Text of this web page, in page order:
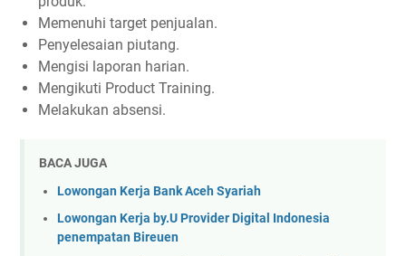
Memenuhi target penjualan.
Penyelesaian piutang.
Mengisi laporan harian.
Mengikuti Product Training.
Melakukan absensi.
BACA JUGA
Lowongan Kerja Bank Aceh Syariah
Lowongan Kerja by.U Provider Digital Indonesia
penempatan Bireuen